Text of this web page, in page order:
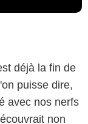
déjà la fin de
puisse dire,
avec nos nerfs
non